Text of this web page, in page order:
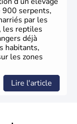
900 serpents,
par les
les reptiles
déjà
habitants,
les zones
Lire l'article